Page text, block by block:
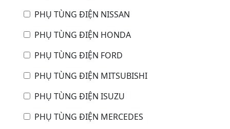
PHỤ TÙNG ĐIỆN NISSAN
PHỤ TÙNG ĐIỆN HONDA
PHỤ TÙNG ĐIỆN FORD
PHỤ TÙNG ĐIỆN MITSUBISHI
PHỤ TÙNG ĐIỆN ISUZU
PHỤ TÙNG ĐIỆN MERCEDES